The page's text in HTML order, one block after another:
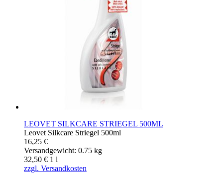
LEOVET SILKCARE STRIEGEL 500ML
Leovet Silkcare Striegel 500ml
16,25 €
Versandgewicht: 0.75 kg
32,50 € 1 l
zzgl. Versandkosten